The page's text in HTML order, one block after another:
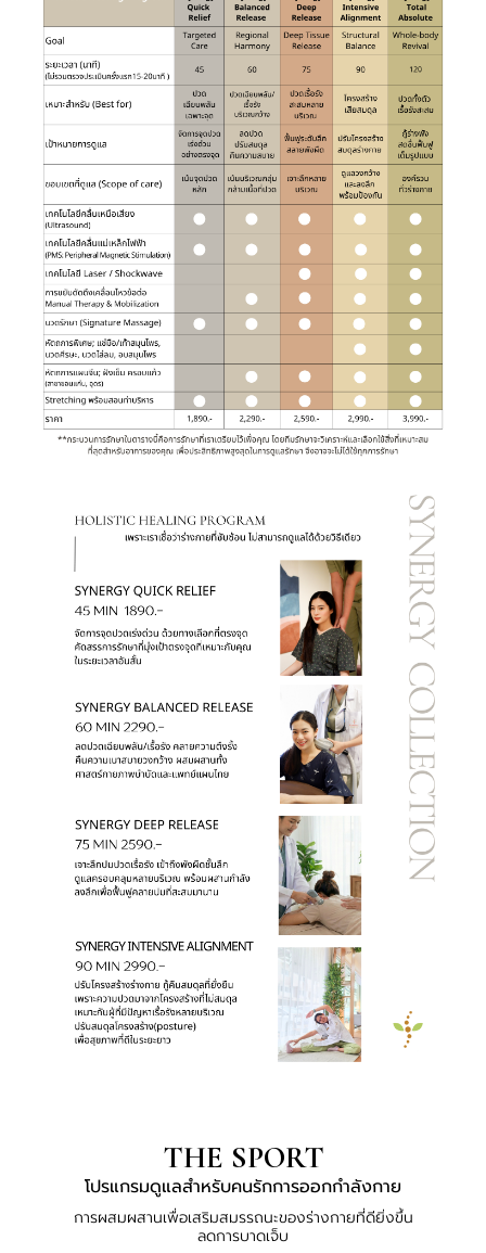
THE SPORT
โปรแกรมดูแลสำหรับคนรักการออกกำลังกาย
การผสมผสานเพื่อเสริมสมรรถนะของร่างกายที่ดียิ่งขึ้น
ลดการบาดเจ็บ